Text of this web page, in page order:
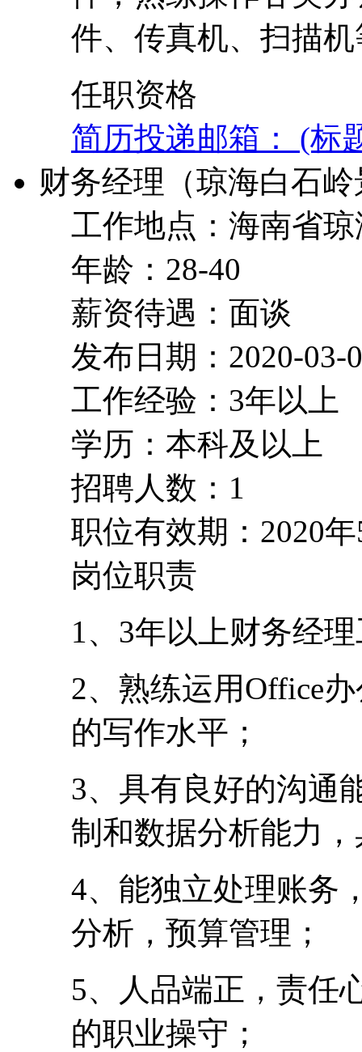
件、传真机、扫描
任职资格
简历投递邮箱： (标
财务经理（琼海白石
工作地点：海南省
年龄：28-40
薪资待遇：面谈
发布日期：2020-03-
工作经验：3年以上
学历：本科及以上
招聘人数：1
职位有效期：2020
岗位职责
1、3年以上财务经
2、熟练运用Office
的写作水平；
3、具有良好的沟通
制和数据分析能力
4、能独立处理账务
分析，预算管理；
5、人品端正，责任
的职业操守；